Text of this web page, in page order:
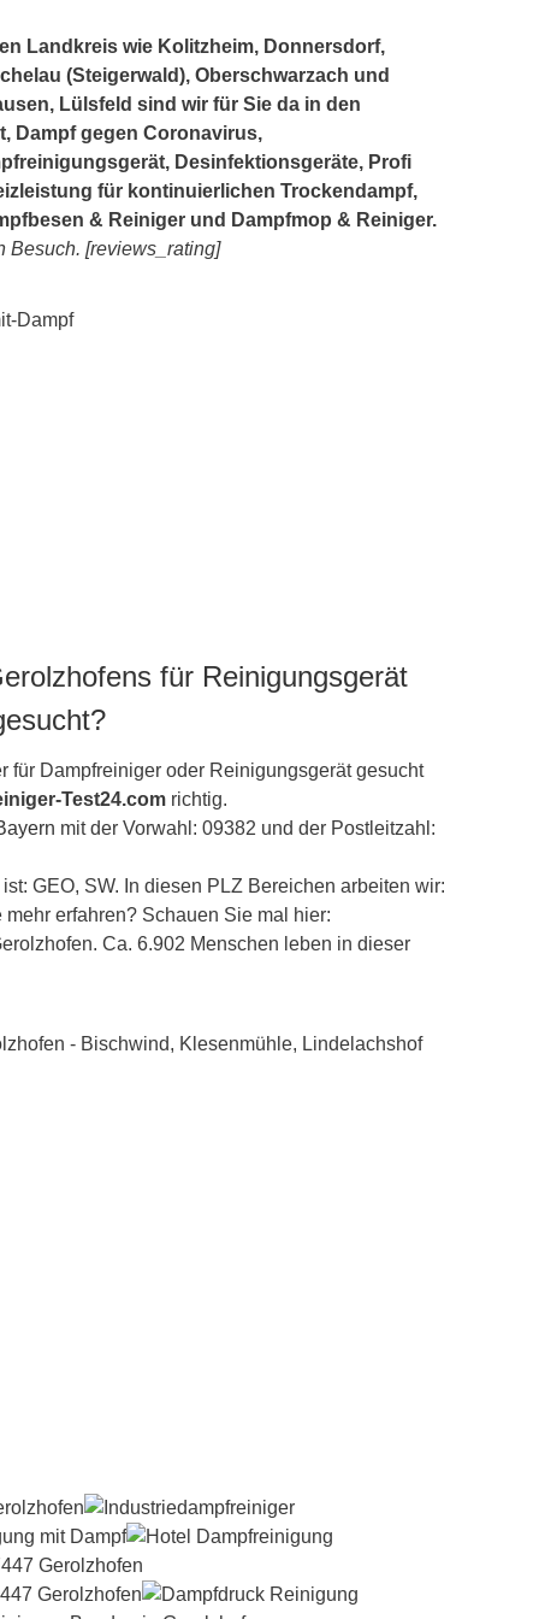
Landkreis wie Kolitzheim, Donnersdorf,
(Steigerwald), Oberschwarzach und
Lülsfeld sind wir für Sie da in den
Dampf gegen Coronavirus,
Desinfektionsgeräte, Profi
für kontinuierlichen Trockendampf,
& Reiniger und Dampfmop & Reiniger.
Besuch. [reviews_rating]
für Reinigungsgerät
für Dampfreiniger oder Reinigungsgerät gesucht
Test24.com richtig.
mit der Vorwahl: 09382 und der Postleitzahl:
GEO, SW. In diesen PLZ Bereichen arbeiten wir:
erfahren? Schauen Sie mal hier:
Ca. 6.902 Menschen leben in dieser